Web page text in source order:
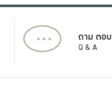
... ถาม ตอบ
Q & A